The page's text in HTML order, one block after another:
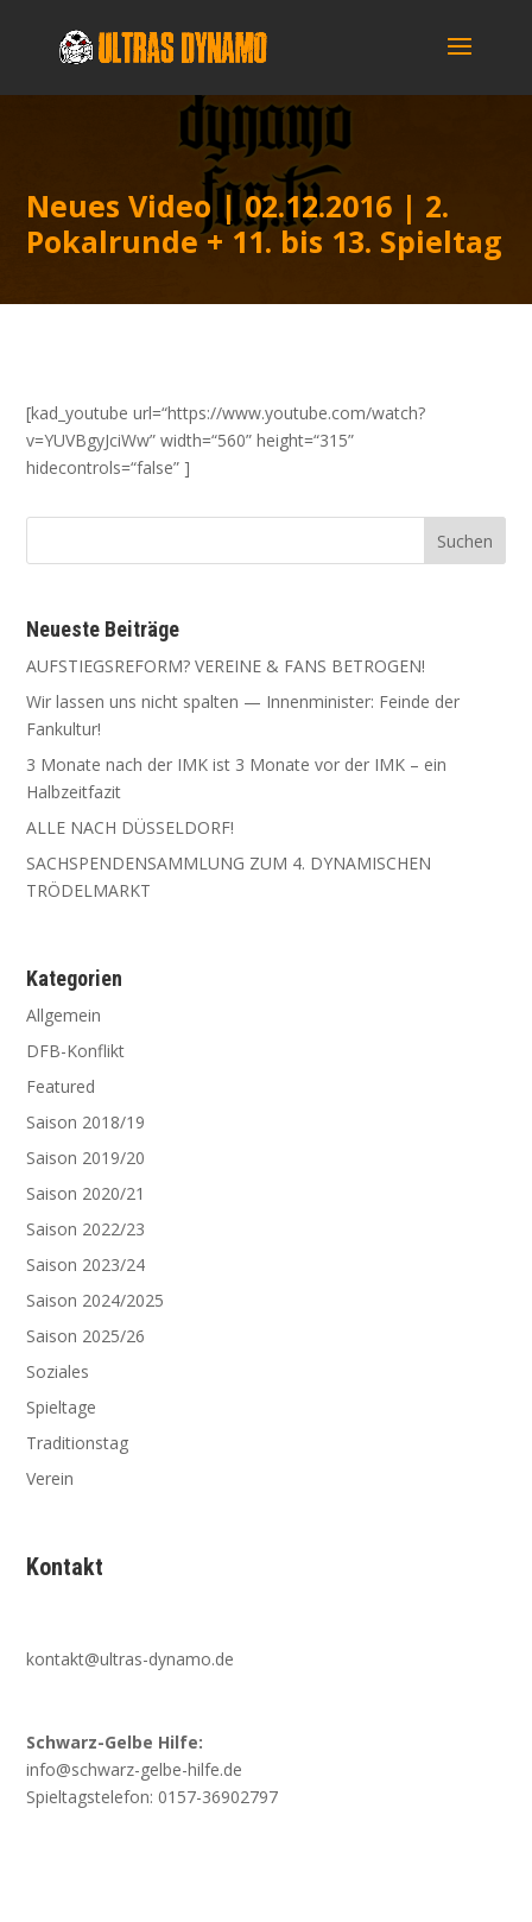
Neu­es Video | 02.12.2016 | 2.
Pokal­run­de + 11. bis 13. Spieltag
[kad_youtube url=“https://www.youtube.com/watch?
v=YUVBgyJciWw” width=“560” height=“315”
hidecontrols=“false” ]
Neu­es­te Beiträge
AUFSTIEGSREFORM? VEREINE & FANS BETROGEN!
Wir las­sen uns nicht spal­ten — Innen­mi­nis­ter: Fein­de der
Fankultur!
3 Mona­te nach der IMK ist 3 Mona­te vor der IMK – ein
Halbzeitfazit
ALLE NACH DÜSSELDORF!
SACHSPENDENSAMMLUNG ZUM 4. DYNAMISCHEN
TRÖDELMARKT
Kate­go­rien
Allgemein
DFB-Konflikt
Featured
Saison 2018/19
Saison 2019/20
Saison 2020/21
Saison 2022/23
Saison 2023/24
Saison 2024/2025
Saison 2025/26
Soziales
Spieltage
Traditionstag
Verein
Kontakt
kontakt@ultras-dynamo.de
Schwarz-Gelbe Hilfe:
info@schwarz-gelbe-hilfe.de
Spieltagstelefon: 0157-36902797